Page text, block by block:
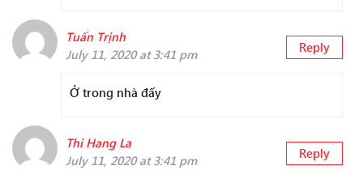
Tuấn Trịnh
July 11, 2020 at 3:41 pm
Reply
Ở trong nhà đấy
Thi Hang La
July 11, 2020 at 3:41 pm
Reply